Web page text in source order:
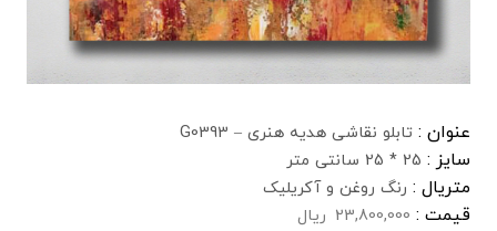
عنوان : تابلو نقاشی هدیه هنری – G0393
سایز : 25 * 25 سانتی متر
متریال : رنگ روغن و آکریلیک
قیمت : 23,800,000 ریال